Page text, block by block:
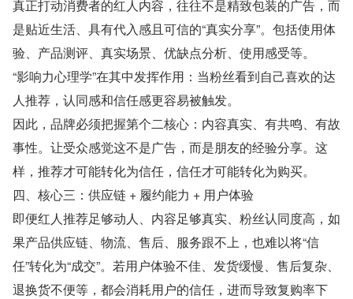
真正打动消费者的红人内容，往往不是精致包装的广告，而
是贴近生活、具有代入感且可信的“真实分享”。包括使用体
验、产品测评、真实场景、优缺点分析、使用感受等。
“影响力心理学”在其中发挥作用：当粉丝看到自己喜欢的达
人推荐，认同感和信任感更容易被触发。
因此，品牌必须把握第个二核心：内容真实、有共鸣、有故
事性。让受众感觉这不是广告，而是朋友的经验分享。这
样，推荐才可能转化为信任，信任才可能转化为购买。
四、核心三：供应链 + 履约能力 + 用户体验
即便红人推荐足够动人、内容足够真实、粉丝认同度高，如
果产品供应链、物流、售后、服务跟不上，也难以将“信
任”转化为“成交”。若用户体验不佳、发货缓慢、售后复杂、
退换货不便等，都会消耗用户的信任，进而导致复购率下